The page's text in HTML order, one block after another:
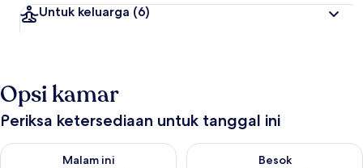
Untuk keluarga (6)
Opsi kamar
Periksa ketersediaan untuk tanggal ini
Malam ini
Periksa ketersediaan untuk malam ini Agu 6 - Agu 7
Besok
Periksa ketersediaan untuk